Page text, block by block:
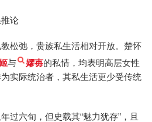
论
松弛，贵族私生活相对开放。楚怀
与 嫪毐的私情，均表明高层女性
实际统治者，其私生活更少受传统
过六旬，但史载其“魅力犹存”，且